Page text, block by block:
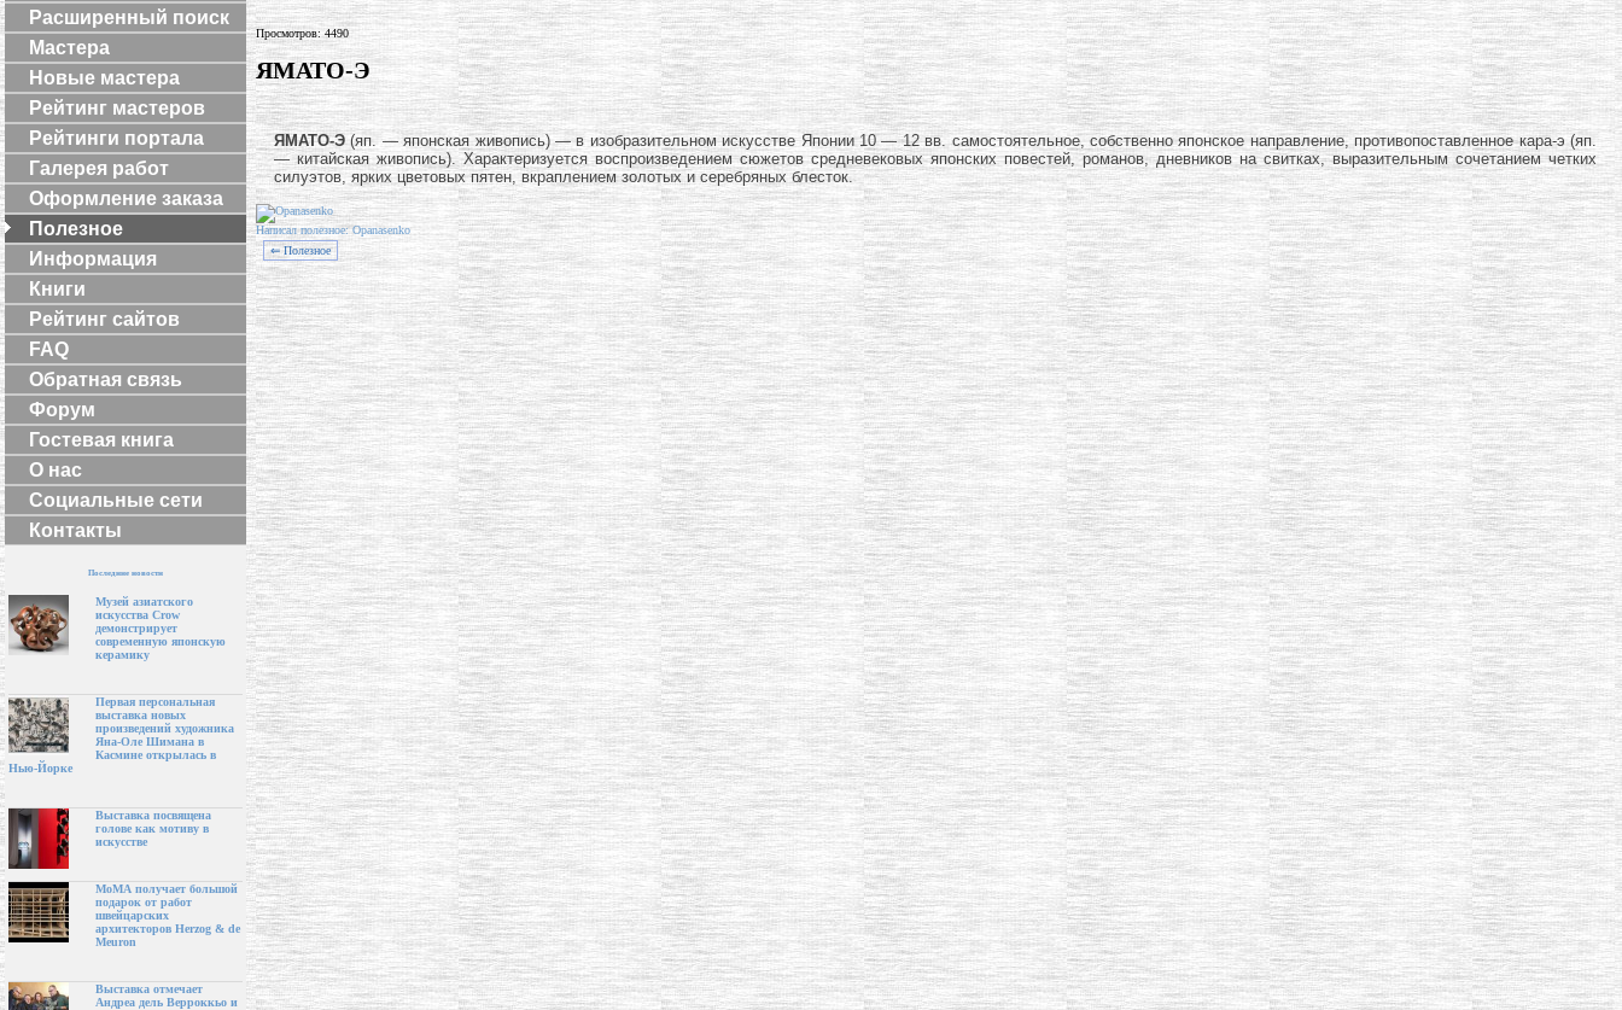
Расширенный поиск
Мастера
Новые мастера
Рейтинг мастеров
Рейтинги портала
Галерея работ
Оформление заказа
Полезное
Информация
Книги
Рейтинг сайтов
FAQ
Обратная связь
Форум
Гостевая книга
О нас
Социальные сети
Контакты
Последние новости
Музей азиатского
искусства Crow
демонстрирует
современную японскую
керамику
Первая персональная
выставка новых
произведений художника
Яна-Оле Шимана в
Касмине открылась в
Нью-Йорке
Выставка посвящена
голове как мотиву в
искусстве
МоМА получает большой
подарок от работ
швейцарских
архитекторов Herzog & de
Meuron
Выставка отмечает
Андреа дель Верроккьо и
Просмотров: 4490
ЯМАТО-Э
ЯМАТО-Э(яп. — японская живопись) — в изобразительном искусстве Японии 10 — 12 вв. самостоятельное, собственно японское направление, противопоставленное кара-э (яп.
— китайская живопись). Характеризуется воспроизведением сюжетов средневековых японских повестей, романов, дневников на свитках, выразительным сочетанием четких
силуэтов, ярких цветовых пятен, вкраплением золотых и серебряных блесток.
Написал полезное: Opanasenko
⇐ Полезное